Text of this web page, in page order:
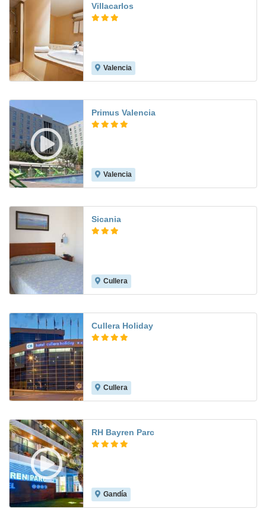
Villacarlos
Valencia
Primus Valencia
Valencia
Sicania
Cullera
Cullera Holiday
Cullera
RH Bayren Parc
Gandía